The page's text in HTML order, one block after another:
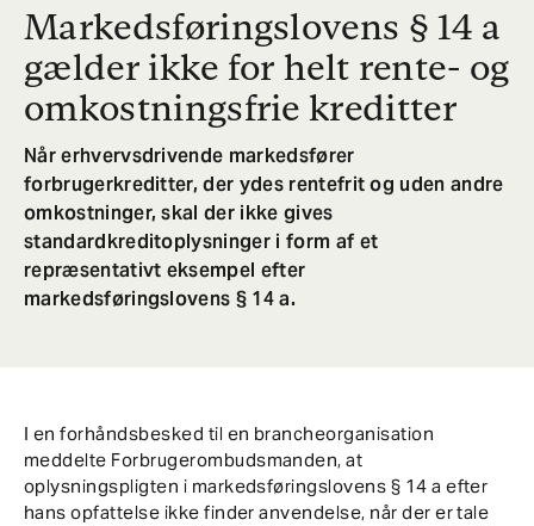
Markedsføringslovens § 14 a
gælder ikke for helt rente- og
omkostningsfrie kreditter
Når erhvervsdrivende markedsfører
forbrugerkreditter, der ydes rentefrit og uden andre
omkostninger, skal der ikke gives
standardkreditoplysninger i form af et
repræsentativt eksempel efter
markedsføringslovens § 14 a.
I en forhåndsbesked til en brancheorganisation
meddelte Forbrugerombudsmanden, at
oplysningspligten i markedsføringslovens § 14 a efter
hans opfattelse ikke finder anvendelse, når der er tale